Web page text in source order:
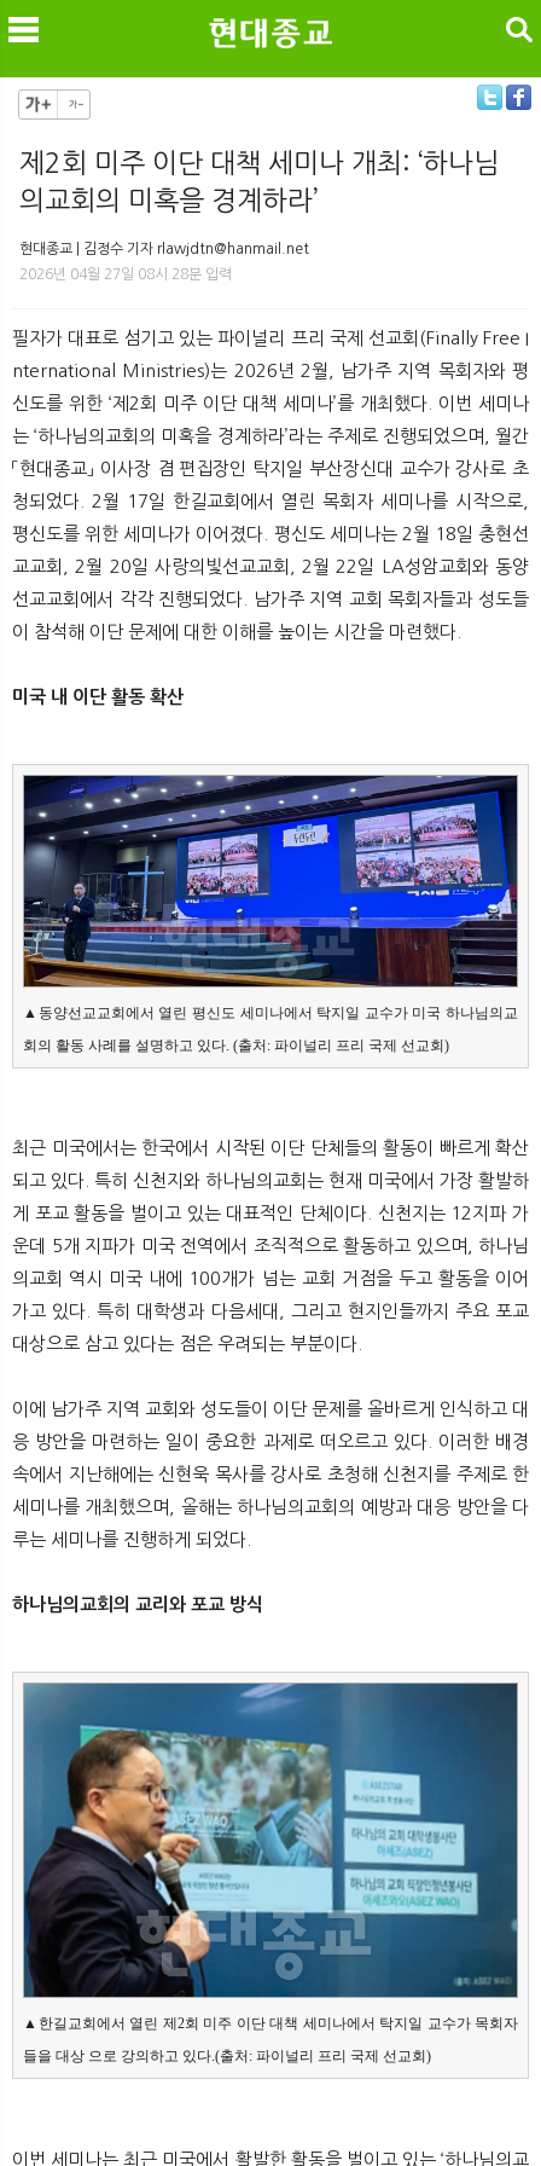
메
뉴 색
검색
제2회 미주 이단 대책 세미나 개최: ‘하나님
의교회의 미혹을 경계하라’
현대종교 | 김정수 기자 rlawjdtn@hanmail.net
2026년 04월 27일 08시 28분 입력
필자가 대표로 섬기고 있는 파이널리 프리 국제 선교회(Finally Free I
nternational Ministries)는 2026년 2월, 남가주 지역 목회자와 평
신도를 위한 ‘제2회 미주 이단 대책 세미나’를 개최했다. 이번 세미나
는 ‘하나님의교회의 미혹을 경계하라’라는 주제로 진행되었으며, 월간
「현대종교」 이사장 겸 편집장인 탁지일 부산장신대 교수가 강사로 초
청되었다. 2월 17일 한길교회에서 열린 목회자 세미나를 시작으로,
평신도를 위한 세미나가 이어졌다. 평신도 세미나는 2월 18일 충현선
교교회, 2월 20일 사랑의빛선교교회, 2월 22일 LA성암교회와 동양
선교교회에서 각각 진행되었다. 남가주 지역 교회 목회자들과 성도들
이 참석해 이단 문제에 대한 이해를 높이는 시간을 마련했다.
미국 내 이단 활동 확산
▲동양선교교회에서 열린 평신도 세미나에서 탁지일 교수가 미국 하나님의교
회의 활동 사례를 설명하고 있다. (출처: 파이널리 프리 국제 선교회)
최근 미국에서는 한국에서 시작된 이단 단체들의 활동이 빠르게 확산
되고 있다. 특히 신천지와 하나님의교회는 현재 미국에서 가장 활발하
게 포교 활동을 벌이고 있는 대표적인 단체이다. 신천지는 12지파 가
운데 5개 지파가 미국 전역에서 조직적으로 활동하고 있으며, 하나님
의교회 역시 미국 내에 100개가 넘는 교회 거점을 두고 활동을 이어
가고 있다. 특히 대학생과 다음세대, 그리고 현지인들까지 주요 포교
대상으로 삼고 있다는 점은 우려되는 부분이다.
이에 남가주 지역 교회와 성도들이 이단 문제를 올바르게 인식하고 대
응 방안을 마련하는 일이 중요한 과제로 떠오르고 있다. 이러한 배경
속에서 지난해에는 신현욱 목사를 강사로 초청해 신천지를 주제로 한
세미나를 개최했으며, 올해는 하나님의교회의 예방과 대응 방안을 다
루는 세미나를 진행하게 되었다.
하나님의교회의 교리와 포교 방식
▲한길교회에서 열린 제2회 미주 이단 대책 세미나에서 탁지일 교수가 목회자
들을 대상 으로 강의하고 있다.(출처: 파이널리 프리 국제 선교회)
이번 세미나는 최근 미국에서 활발한 활동을 벌이고 있는 ‘하나님의교